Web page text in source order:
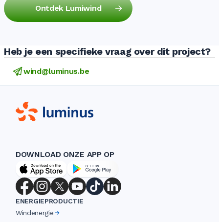
Ontdek Lumiwind
Heb je een specifieke vraag over dit project?
wind@luminus.be
DOWNLOAD ONZE APP OP
ENERGIEPRODUCTIE
Windenergie